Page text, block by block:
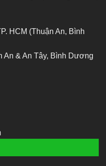
HCM (Thuận An, Bình
An & An Tây, Bình Dương